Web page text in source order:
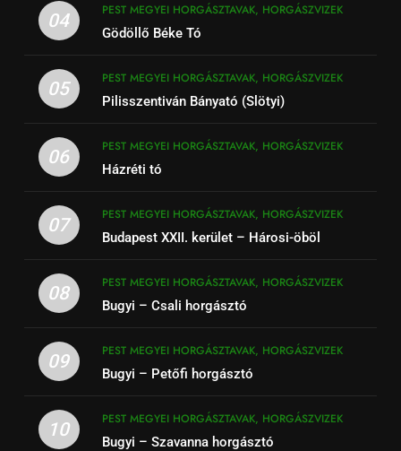
04
PEST MEGYEI HORGÁSZTAVAK, HORGÁSZVIZEK
Gödöllő Béke Tó
05
PEST MEGYEI HORGÁSZTAVAK, HORGÁSZVIZEK
Pilisszentiván Bányató (Slötyi)
06
PEST MEGYEI HORGÁSZTAVAK, HORGÁSZVIZEK
Házréti tó
07
PEST MEGYEI HORGÁSZTAVAK, HORGÁSZVIZEK
Budapest XXII. kerület – Hárosi-öböl
08
PEST MEGYEI HORGÁSZTAVAK, HORGÁSZVIZEK
Bugyi – Csali horgásztó
09
PEST MEGYEI HORGÁSZTAVAK, HORGÁSZVIZEK
Bugyi – Petőfi horgásztó
10
PEST MEGYEI HORGÁSZTAVAK, HORGÁSZVIZEK
Bugyi – Szavanna horgásztó